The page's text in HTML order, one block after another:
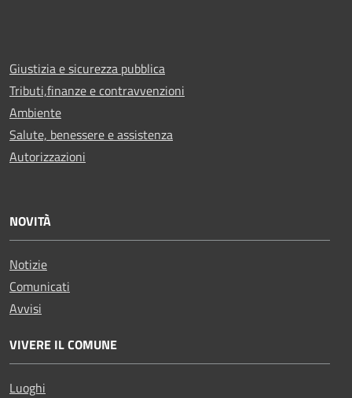
Giustizia e sicurezza pubblica
Tributi,finanze e contravvenzioni
Ambiente
Salute, benessere e assistenza
Autorizzazioni
NOVITÀ
Notizie
Comunicati
Avvisi
VIVERE IL COMUNE
Luoghi